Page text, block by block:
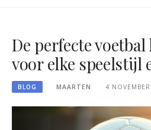
De perfecte
voor elke speelstijl
BLOG MAARTEN 4